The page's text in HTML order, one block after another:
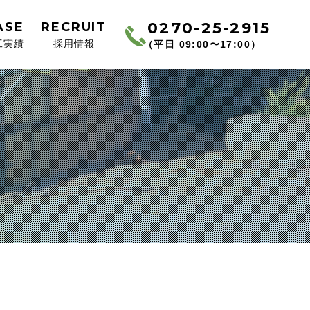
実績
RECRUIT
採用情報
0270-25-2915
（平日 09:00〜17:00）